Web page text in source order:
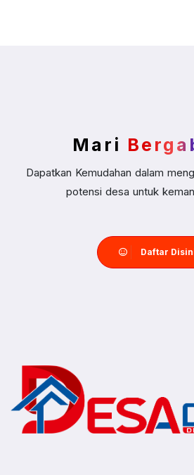
Mari
Dapatkan Kemudahan dalam
potensi desa untuk
Daftar